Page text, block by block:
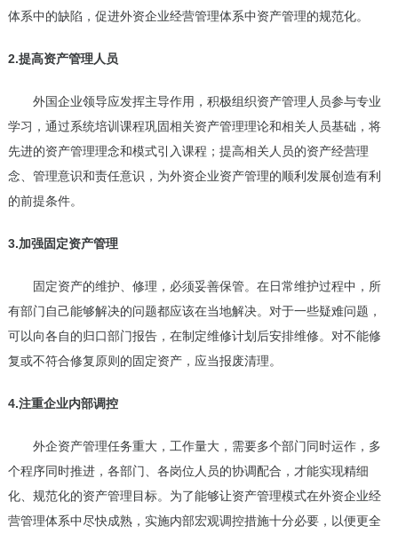
体系中的缺陷，促进外资企业经营管理体系中资产管理的规范化。
2.提高资产管理人员
外国企业领导应发挥主导作用，积极组织资产管理人员参与专业
学习，通过系统培训课程巩固相关资产管理理论和相关人员基础，将
先进的资产管理理念和模式引入课程；提高相关人员的资产经营理
念、管理意识和责任意识，为外资企业资产管理的顺利发展创造有利
的前提条件。
3.加强固定资产管理
固定资产的维护、修理，必须妥善保管。在日常维护过程中，所
有部门自己能够解决的问题都应该在当地解决。对于一些疑难问题，
可以向各自的归口部门报告，在制定维修计划后安排维修。对不能修
复或不符合修复原则的固定资产，应当报废清理。
4.注重企业内部调控
外企资产管理任务重大，工作量大，需要多个部门同时运作，多
个程序同时推进，各部门、各岗位人员的协调配合，才能实现精细
化、规范化的资产管理目标。为了能够让资产管理模式在外资企业经
营管理体系中尽快成熟，实施内部宏观调控措施十分必要，以便更全